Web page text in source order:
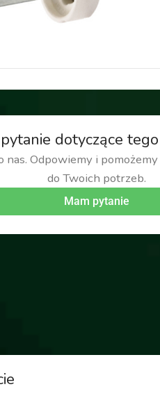
dotyczące
nas. Odpowiemy i
do Twoich potrzeb.
Mam pytanie